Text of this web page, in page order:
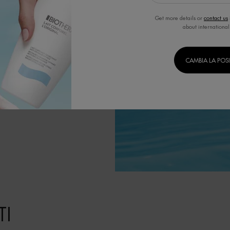
Get more details or contact us
about international
CAMBIA LA